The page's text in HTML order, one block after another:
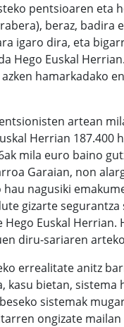
pentsioaren eta
beraz, badira
igaro dira, eta
Hego Euskal
hamarkadako
artean
Herrian
mila euro baino
Garaian, non
nagusiki
gizarte
Hego Euskal
diru-sariaren
errealitate anitz
kasu bietan, sistema
sistemak
ongizate